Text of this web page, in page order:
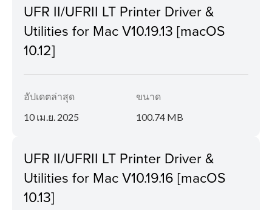
UFR II/UFRII LT Printer Driver &
Utilities for Mac V10.19.13 [macOS
10.12]
อัปเดตล่าสุด
10 เม.ย. 2025
ขนาด
100.74 MB
UFR II/UFRII LT Printer Driver &
Utilities for Mac V10.19.16 [macOS
10.13]